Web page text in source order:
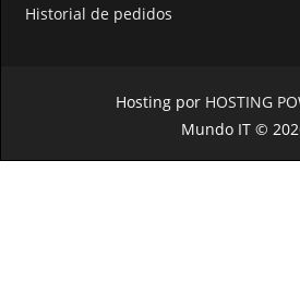
Historial de pedidos
Hosting por HOSTING
Mundo IT ©